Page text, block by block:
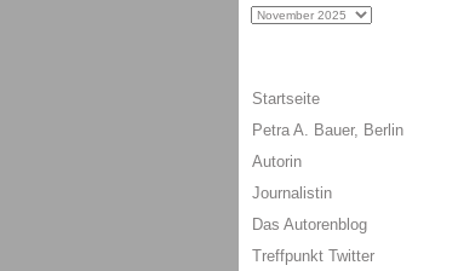
Startseite
Petra A. Bauer, Berlin
Autorin
Journalistin
Das Autorenblog
Treffpunkt Twitter